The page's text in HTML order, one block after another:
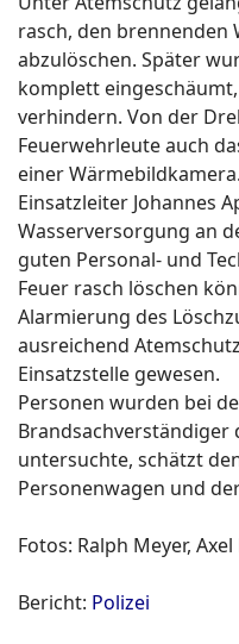
rasch, den brennenden
abzulöschen. Später
komplett
verhindern. Von der
Feuerwehrleute auch
einer Wärmebildkamera.
Einsatzleiter Johannes
Wasserversorgung an
guten Personal- und
Feuer rasch löschen
Alarmierung des
ausreichend
Einsatzstelle gewesen.
Personen wurden bei
Brandsachverständiger
untersuchte, schätzt
Personenwagen und
Fotos: Ralph Meyer,
Bericht: Polizei